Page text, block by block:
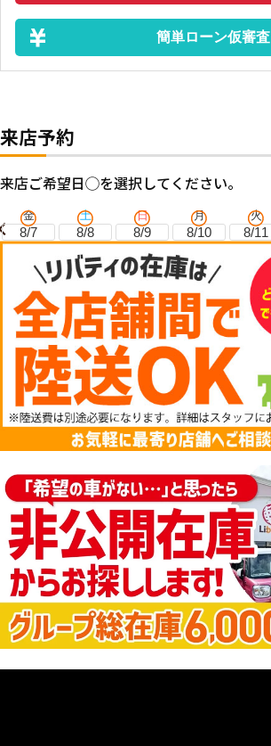
簡単ローン仮審査
来店予約
来店ご希望日◯を選択してください。
金
8/7
土
8/8
日
8/9
月
8/10
火
8/11